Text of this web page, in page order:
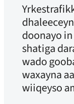
doonayo
shatiga
wado
waxayna
wiiqeyso